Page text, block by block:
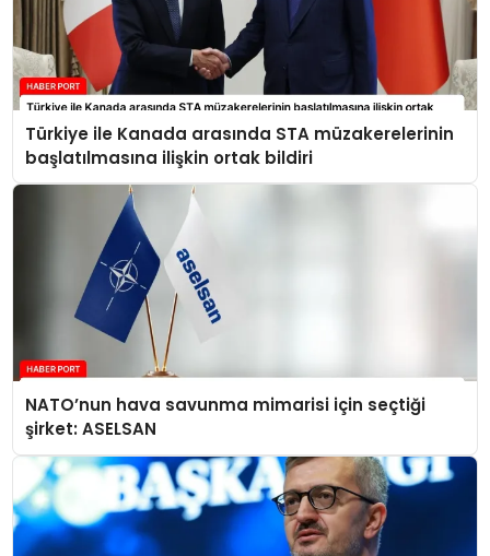
Türkiye ile Kanada arasında STA müzakerelerinin
başlatılmasına ilişkin ortak bildiri
NATO’nun hava savunma mimarisi için seçtiği
şirket: ASELSAN